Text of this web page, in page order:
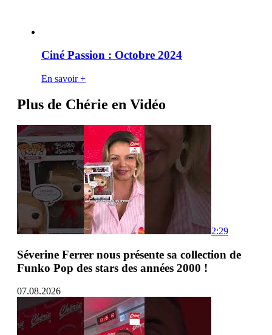
Ciné Passion : Octobre 2024
En savoir +
Plus de Chérie en Vidéo
2:29
Séverine Ferrer nous présente sa collection de
Funko Pop des stars des années 2000 !
07.08.2026